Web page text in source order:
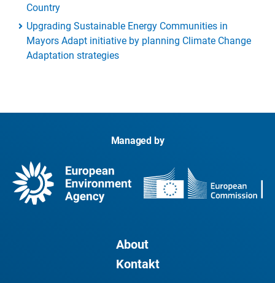
Country
Upgrading Sustainable Energy Communities in
Mayors Adapt initiative by planning Climate Change
Adaptation strategies
Managed by
About
Kontakt